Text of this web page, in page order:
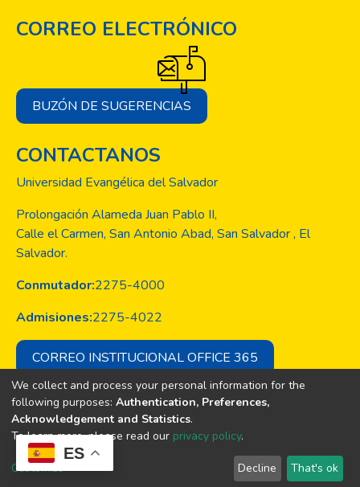
ES
CORREO ELECTRÓNICO
BUZÓN DE SUGERENCIAS
CONTACTANOS
Universidad Evangélica del Salvador
Prolongación Alameda Juan Pablo II,
Calle el Carmen, San Antonio Abad, San Salvador , El
Salvador.
Conmutador:2275-4000
Admisiones:2275-4022
CORREO INSTITUCIONAL OFFICE 365
Copyright © Todos los derechos son
de la Universidad Evangélica de El
We collect and process your personal information for the
following purposes: Authentication, Preferences,
Acknowledgement and Statistics.
To learn more, please read our privacy policy.
Customize Decline That's ok